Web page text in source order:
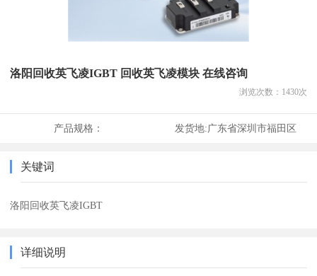
洛阳回收英飞凌IGBT 回收英飞凌模块 在线咨询
浏览次数： 1430次
产品规格： 发货地:广东省深圳市福田区
关键词
洛阳回收英飞凌IGBT
详细说明